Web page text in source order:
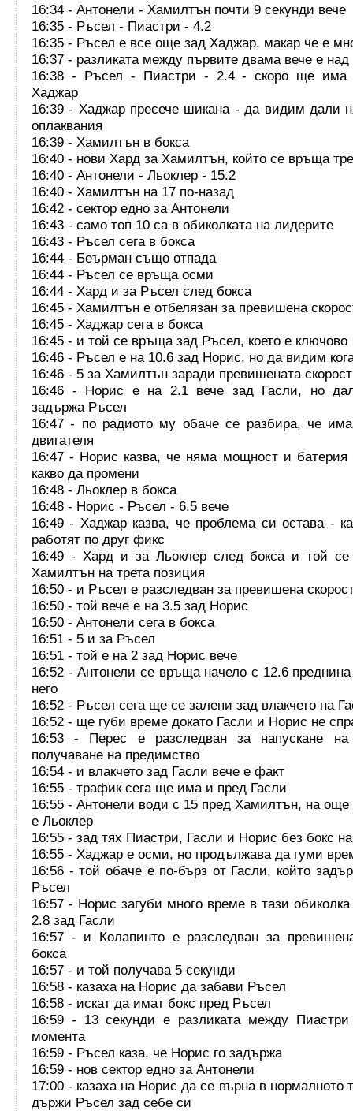
16:34 - Антонели - Хамилтън почти 9 секунди вече
16:35 - Ръсел - Пиастри - 4.2
16:35 - Ръсел е все още зад Хаджар, макар че е
16:37 - разликата между първите двама вече е над
16:38 - Ръсел - Пиастри - 2.4 - скоро ще има
Хаджар
16:39 - Хаджар пресече шикана - да видим дали
оплаквания
16:39 - Хамилтън в бокса
16:40 - нови Хард за Хамилтън, който се връща
16:40 - Антонели - Льоклер - 15.2
16:40 - Хамилтън на 17 по-назад
16:42 - сектор едно за Антонели
16:43 - само топ 10 са в обиколката на лидерите
16:43 - Ръсел сега в бокса
16:44 - Беърман също отпада
16:44 - Ръсел се връща осми
16:44 - Хард и за Ръсел след бокса
16:45 - Хамилтън е отбелязан за превишена
16:45 - Хаджар сега в бокса
16:45 - и той се връща зад Ръсел, което е ключово
16:46 - Ръсел е на 10.6 зад Норис, но да видим
16:46 - 5 за Хамилтън заради превишената
16:46 - Норис е на 2.1 вече зад Гасли, но
задържа Ръсел
16:47 - по радиото му обаче се разбира, че
двигателя
16:47 - Норис казва, че няма мощност и батерия
какво да промени
16:48 - Льоклер в бокса
16:48 - Норис - Ръсел - 6.5 вече
16:49 - Хаджар казва, че проблема си остава -
работят по друг фикс
16:49 - Хард и за Льоклер след бокса и той
Хамилтън на трета позиция
16:50 - и Ръсел е разследван за превишена
16:50 - той вече е на 3.5 зад Норис
16:50 - Антонели сега в бокса
16:51 - 5 и за Ръсел
16:51 - той е на 2 зад Норис вече
16:52 - Антонели се връща начело с 12.6
него
16:52 - Ръсел сега ще се залепи зад влакчето на
16:52 - ще губи време докато Гасли и Норис не
16:53 - Перес е разследван за напускане
получаване на предимство
16:54 - и влакчето зад Гасли вече е факт
16:55 - трафик сега ще има и пред Гасли
16:55 - Антонели води с 15 пред Хамилтън, на още
е Льоклер
16:55 - зад тях Пиастри, Гасли и Норис без бокс
16:55 - Хаджар е осми, но продължава да гуми
16:56 - той обаче е по-бърз от Гасли, който
Ръсел
16:57 - Норис загуби много време в тази
2.8 зад Гасли
16:57 - и Колапинто е разследван за
бокса
16:57 - и той получава 5 секунди
16:58 - казаха на Норис да забави Ръсел
16:58 - искат да имат бокс пред Ръсел
16:59 - 13 секунди е разликата между
момента
16:59 - Ръсел каза, че Норис го задържа
16:59 - нов сектор едно за Антонели
17:00 - казаха на Норис да се върна в нормалното
държи Ръсел зад себе си